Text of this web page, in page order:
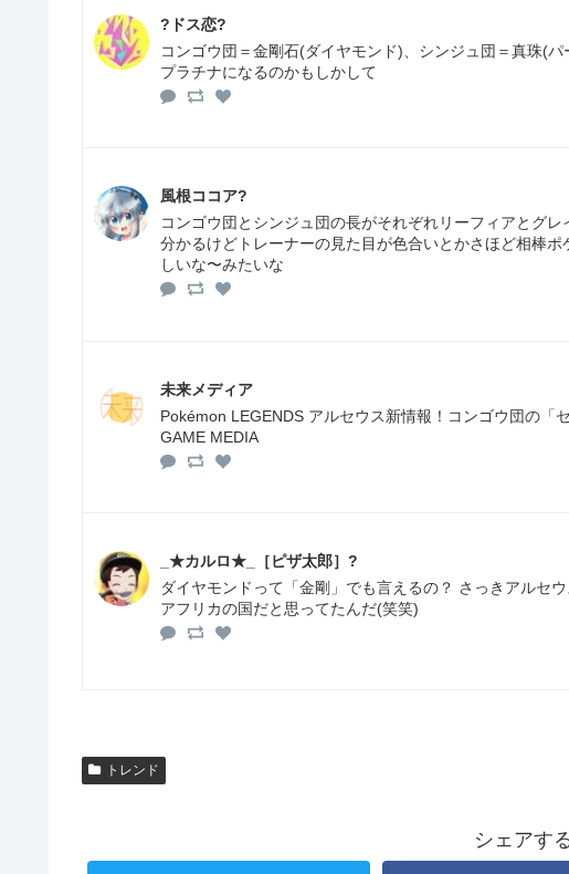
?ドス恋?
コンゴウ団＝金剛石(ダイヤモンド)、シンジュ団＝真珠(
プラチナになるのかもしかして
風根ココア?
コンゴウ団とシンジュ団の長がそれぞれリーフィアとグ
分かるけどトレーナーの見た目が色合いとかさほど相棒
しいな〜みたいな
未来メディア
Pokémon LEGENDS アルセウス新情報！コンゴウ団の「
GAME MEDIA
_★カルロ★_［ピザ太郎］?
ダイヤモンドって「金剛」でも言えるの？ さっきアルセ
アフリカの国だと思ってたんだ(笑笑)
トレンド
シェアす